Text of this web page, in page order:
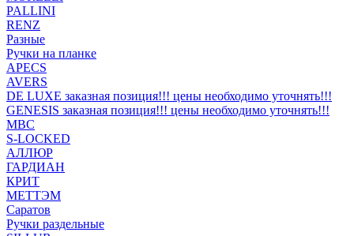
PALLINI
RENZ
Разные
Ручки на планке
APECS
AVERS
DE LUXE заказная позиция!!! цены необходимо уточнять!!!
GENESIS заказная позиция!!! цены необходимо уточнять!!!
MBC
S-LOCKED
АЛЛЮР
ГАРДИАН
КРИТ
МЕТТЭМ
Саратов
Ручки раздельные